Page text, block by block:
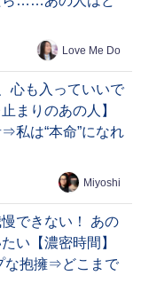
Love Me Do
心も入っていいで
まりのあの人】
私は“本命”になれ
Miyoshi
できない！ あの
い【濃密時間】
な抱擁⇒どこまで